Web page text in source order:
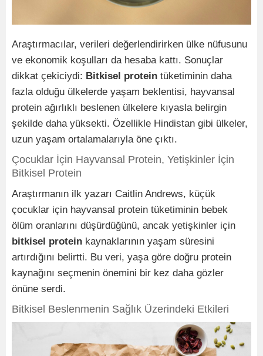
Araştırmacılar, verileri değerlendirirken ülke nüfusunu
ve ekonomik koşulları da hesaba kattı. Sonuçlar
dikkat çekiciydi: Bitkisel protein tüketiminin daha
fazla olduğu ülkelerde yaşam beklentisi, hayvansal
protein ağırlıklı beslenen ülkelere kıyasla belirgin
şekilde daha yüksekti. Özellikle Hindistan gibi ülkeler,
uzun yaşam ortalamalarıyla öne çıktı.
Çocuklar İçin Hayvansal Protein, Yetişkinler İçin
Bitkisel Protein
Araştırmanın ilk yazarı Caitlin Andrews, küçük
çocuklar için hayvansal protein tüketiminin bebek
ölüm oranlarını düşürdüğünü, ancak yetişkinler için
bitkisel protein kaynaklarının yaşam süresini
artırdığını belirtti. Bu veri, yaşa göre doğru protein
kaynağını seçmenin önemini bir kez daha gözler
önüne serdi.
Bitkisel Beslenmenin Sağlık Üzerindeki Etkileri